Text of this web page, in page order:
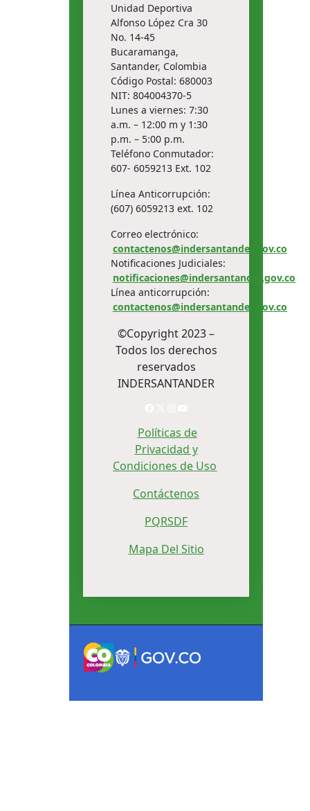
Unidad Deportiva
Alfonso López Cra 30
No. 14-45
Bucaramanga,
Santander, Colombia
Código Postal: 680003
NIT: 804004370-5
Lunes a viernes: 7:30
a.m. – 12:00 m y 1:30
p.m. – 5:00 p.m.
Teléfono Conmutador:
607- 6059213 Ext. 102
Línea Anticorrupción:
(607) 6059213 ext. 102
Correo electrónico:
contactenos@indersantander.gov.co
Notificaciones Judiciales:
notificaciones@indersantander.gov.co
Línea anticorrupción:
contactenos@indersantander.gov.co
©Copyright 2023 –
Todos los derechos
reservados
INDERSANTANDER
Políticas de
Privacidad y
Condiciones de Uso
Contáctenos
PQRSDF
Mapa Del Sitio